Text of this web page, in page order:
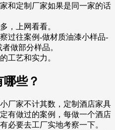
和定制厂家如果是同一家的话
，上网看看。
过往案例-做材质油漆小样品-
做部分样品。
工艺和实力。
些？
厂家不计其数，定制酒店家具
有做过的案例，每做一个酒店
必要去工厂实地考察一下。